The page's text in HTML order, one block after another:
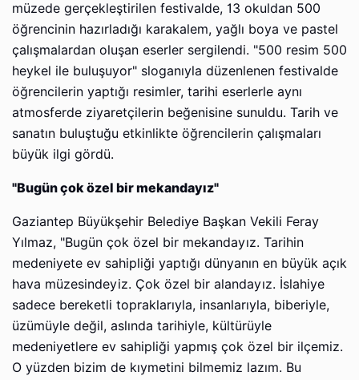
müzede gerçekleştirilen festivalde, 13 okuldan 500
öğrencinin hazırladığı karakalem, yağlı boya ve pastel
çalışmalardan oluşan eserler sergilendi. "500 resim 500
heykel ile buluşuyor" sloganıyla düzenlenen festivalde
öğrencilerin yaptığı resimler, tarihi eserlerle aynı
atmosferde ziyaretçilerin beğenisine sunuldu. Tarih ve
sanatın buluştuğu etkinlikte öğrencilerin çalışmaları
büyük ilgi gördü.
"Bugün çok özel bir mekandayız"
Gaziantep Büyükşehir Belediye Başkan Vekili Feray
Yılmaz, "Bugün çok özel bir mekandayız. Tarihin
medeniyete ev sahipliği yaptığı dünyanın en büyük açık
hava müzesindeyiz. Çok özel bir alandayız. İslahiye
sadece bereketli topraklarıyla, insanlarıyla, biberiyle,
üzümüyle değil, aslında tarihiyle, kültürüyle
medeniyetlere ev sahipliği yapmış çok özel bir ilçemiz.
O yüzden bizim de kıymetini bilmemiz lazım. Bu